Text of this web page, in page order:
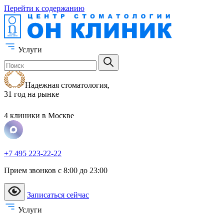
Перейти к содержанию
Услуги
Надежная стоматология,
31 год на рынке
4 клиники в Москве
+7 495 223-22-22
Прием звонков с 8:00 до 23:00
Записаться сейчас
Услуги